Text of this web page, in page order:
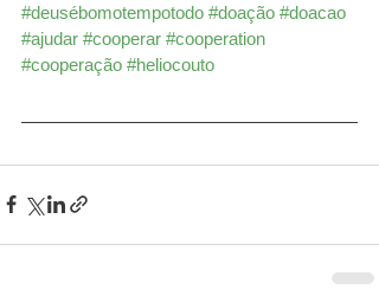
#deusébomotempotodo #doação #doacao
#ajudar #cooperar #cooperation
#cooperação #heliocouto